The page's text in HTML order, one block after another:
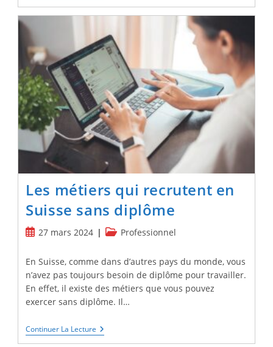
En
Tant
Que
Français
Les
Étapes
Clés
Les métiers qui recrutent en
Suisse sans diplôme
Publication
27 mars 2024
PostProfessionnel
En Suisse, comme dans d’autres pays du monde, vous
n’avez pas toujours besoin de diplôme pour travailler.
En effet, il existe des métiers que vous pouvez
exercer sans diplôme. Il…
Continuer La Lecture Les
Métiers